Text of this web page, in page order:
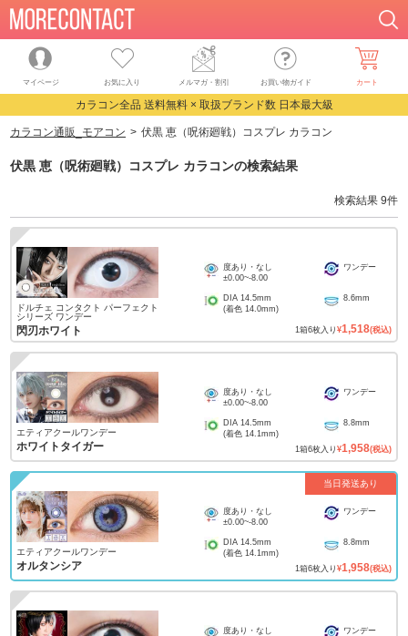
マイページ お気に入り メルマガ・割引 お買い物ガイド カート
カラコン全品 送料無料 × 取扱ブランド数 日本最大級
カラコン通販_モアコン 伏黒 恵（呪術廻戦）コスプレ カラコン
伏黒 恵（呪術廻戦）コスプレ カラコンの検索結果
検索結果 9件
ドルチェ コンタクト パーフェクト
シリーズ ワンデー
閃刃ホワイト
度あり・なし
±0.00~-8.00
ワンデー
DIA 14.5mm
(着色 14.0mm)
8.6mm
1箱6枚入り ¥1,518(税込)
エティアクールワンデー
ホワイトタイガー
度あり・なし
±0.00~-8.00
ワンデー
DIA 14.5mm
(着色 14.1mm)
8.8mm
1箱6枚入り ¥1,958(税込)
当日発送あり
エティアクールワンデー
オルタンシア
度あり・なし
±0.00~-8.00
ワンデー
DIA 14.5mm
(着色 14.1mm)
8.8mm
1箱6枚入り ¥1,958(税込)
度あり・なし
ワンデー